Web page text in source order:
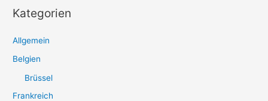
Kategorien
Allgemein
Belgien
Brüssel
Frankreich